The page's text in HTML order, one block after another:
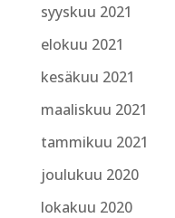
syyskuu 2021
elokuu 2021
kesäkuu 2021
maaliskuu 2021
tammikuu 2021
joulukuu 2020
lokakuu 2020